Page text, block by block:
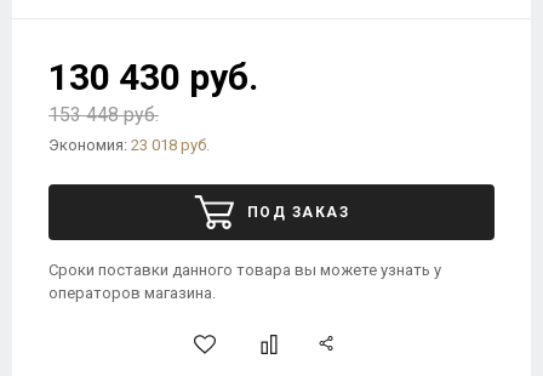
130 430 руб.
153 448 руб.
Экономия: 23 018 руб.
ПОД ЗАКАЗ
Сроки поставки данного товара вы можете узнать у
операторов магазина.